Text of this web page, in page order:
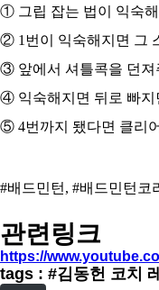
① 그립 잡는 법이 익숙
② 1번이 익숙해지면 그
③ 앞에서 셔틀콕을 던져
④ 익숙해지면 뒤로 빠지
⑤ 4번까지 됐다면 클리
#배드민턴, #배드민턴코
관련링크
https://
tags : #김동헌 코치